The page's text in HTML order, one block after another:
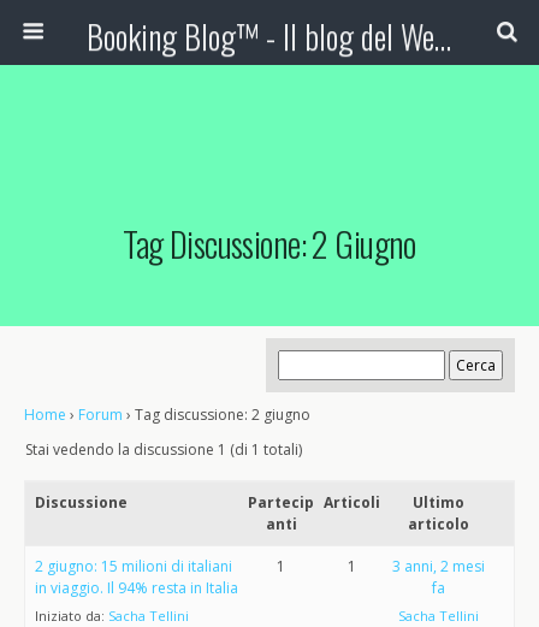
Booking Blog™ - Il blog del Web Marketing Turistico
Tag Discussione: 2 Giugno
Home › Forum › Tag discussione: 2 giugno
Stai vedendo la discussione 1 (di 1 totali)
Discussione
Partecip
anti
Articoli
Ultimo
articolo
2 giugno: 15 milioni di italiani
in viaggio. Il 94% resta in Italia
Iniziato da: Sacha Tellini
1 1
3 anni, 2 mesi
fa
Sacha Tellini